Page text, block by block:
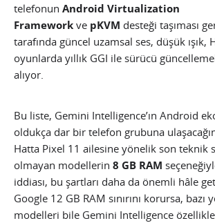
telefonun Android Virtualization
Framework ve pKVM desteği taşıması
tarafında güncel uzamsal ses, düşük ışık,
oyunlarda yıllık GGI ile sürücü
alıyor.
Bu liste, Gemini Intelligence’ın Android
oldukça dar bir telefon grubuna
Hatta Pixel 11 ailesine yönelik son teknik
olmayan modellerin 8 GB RAM
iddiası, bu şartları daha da önemli hâle
Google 12 GB RAM sınırını korursa, bazı
modelleri bile Gemini Intelligence